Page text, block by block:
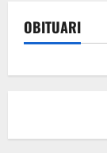
OBITUARI